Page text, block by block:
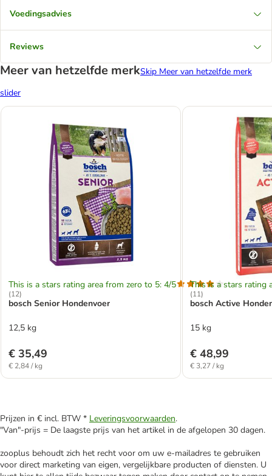
Voedingsadvies
Reviews
Meer van hetzelfde merkSkip Meer van hetzelfde merk
slider
This is a stars rating area from zero to 5: 4/5
(12)
bosch Senior Hondenvoer
12,5 kg
€ 35,49
€ 2,84 / kg
This is a stars rating
(11)
bosch Active
15 kg
€ 48,99
€ 3,27 / kg
Prijzen in € incl. BTW * Leveringsvoorwaarden.
"Van"-prijs = De laagste prijs van het artikel in de afgelopen 30 dagen.
zooplus behoudt zich het recht voor om uw e-mailadres te gebruiken
voor direct marketing van eigen, vergelijkbare producten of diensten. U